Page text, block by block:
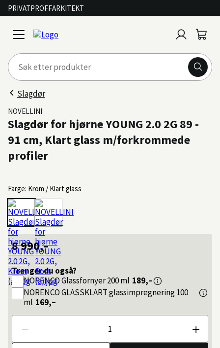
PRIVATPROFFARKITEKT
open
menu
inn
Slagdør
NOVELLINI
Slagdør for hjørne YOUNG 2.0 2G 89 -
91 cm, Klart glass m/forkrommede
profiler
Farge: Krom / Klart glass
8 990,–
Trenger du også?
NORENCOGlassfornyer 200 ml 189,–
NORENCOGLASSKLART glassimpregnering 100
ml 169,–
Antall